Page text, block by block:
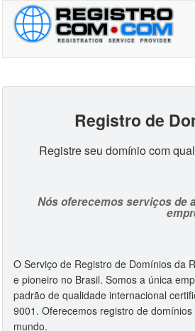
Registro de
Registre seu domínio com
Nós oferecemos serviços de
O Serviço de Registro de Domínios da
e pioneiro no Brasil. Somos a única
padrão de qualidade internacional
9001. Oferecemos registro de
mundo.